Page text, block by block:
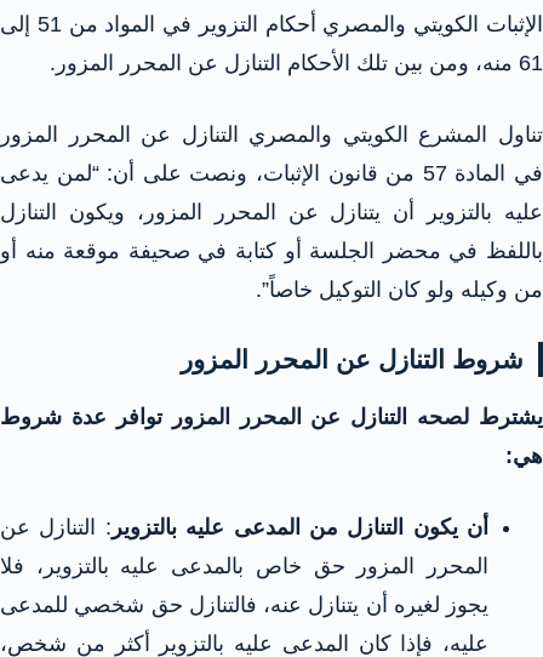
الإثبات الكويتي والمصري أحكام التزوير في المواد من 51 إلى
61 منه، ومن بين تلك الأحكام التنازل عن المحرر المزور.
تناول المشرع الكويتي والمصري التنازل عن المحرر المزور
في المادة 57 من قانون الإثبات، ونصت على أن: “لمن يدعى
عليه بالتزوير أن يتنازل عن المحرر المزور، ويكون التنازل
باللفظ في محضر الجلسة أو كتابة في صحيفة موقعة منه أو
من وكيله ولو كان التوكيل خاصاً”.
شروط التنازل عن المحرر المزور
يشترط لصحه التنازل عن المحرر المزور توافر عدة شروط
هي:
أن يكون التنازل من المدعى عليه بالتزوير : التنازل عن
المحرر المزور حق خاص بالمدعى عليه بالتزوير، فلا
يجوز لغيره أن يتنازل عنه، فالتنازل حق شخصي للمدعى
عليه، فإذا كان المدعى عليه بالتزوير أكثر من شخص،